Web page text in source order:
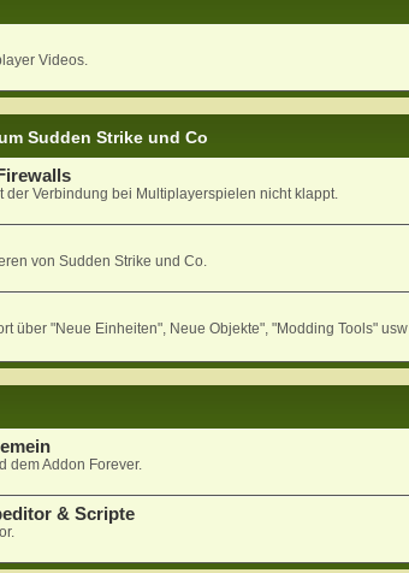
Videos.
Sudden Strike und Co
der Verbindung bei Multiplayerspielen nicht klappt.
von Sudden Strike und Co.
über "Neue Einheiten", Neue Objekte", "Modding Tools" usw
dem Addon Forever.
& Scripte